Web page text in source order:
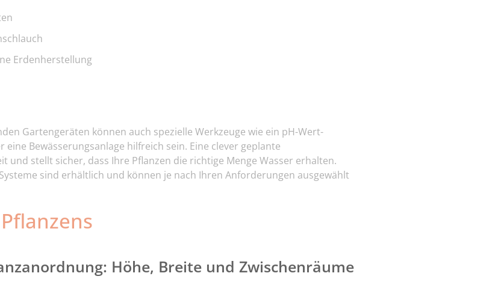
Erdenherstellung
Gartengeräten können auch spezielle Werkzeuge wie ein pH-Wert-
eine Bewässerungsanlage hilfreich sein. Eine clever geplante
und stellt sicher, dass Ihre Pflanzen die richtige Menge Wasser erhalten.
sind erhältlich und können je nach Ihren Anforderungen ausgewählt
Höhe, Breite und Zwischenräume